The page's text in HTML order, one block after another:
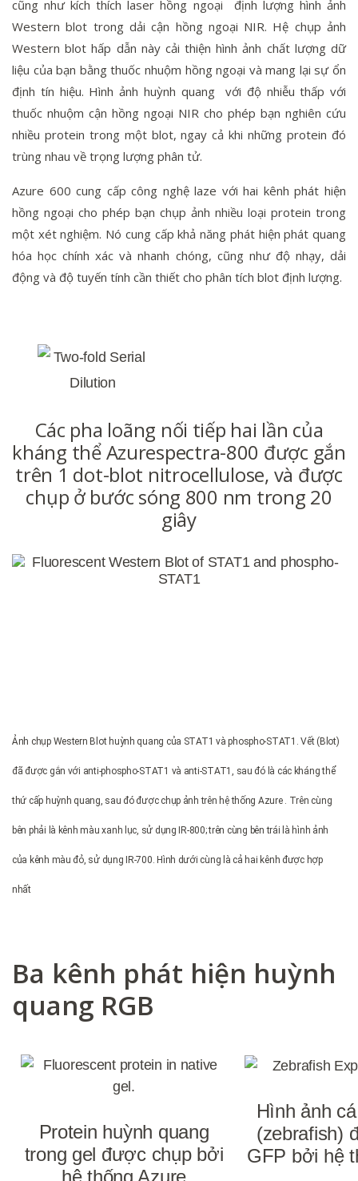
cũng như kích thích laser hồng ngoại định lượng hình ảnh
Western blot trong dải cận hồng ngoại NIR. Hệ chụp ảnh
Western blot hấp dẫn này cải thiện hình ảnh chất lượng dữ
liệu của bạn bằng thuốc nhuộm hồng ngoại và mang lại sự ổn
định tín hiệu. Hình ảnh huỳnh quang với độ nhiễu thấp với
thuốc nhuộm cận hồng ngoại NIR cho phép bạn nghiên cứu
nhiều protein trong một blot, ngay cả khi những protein đó
trùng nhau về trọng lượng phân tử.
Azure 600 cung cấp công nghệ laze với hai kênh phát hiện
hồng ngoại cho phép bạn chụp ảnh nhiều loại protein trong
một xét nghiệm. Nó cung cấp khả năng phát hiện phát quang
hóa học chính xác và nhanh chóng, cũng như độ nhạy, dải
động và độ tuyến tính cần thiết cho phân tích blot định lượng.
Các pha loãng nối tiếp hai lần của
kháng thể Azurespectra-800 được gắn
trên 1 dot-blot nitrocellulose, và được
chụp ở bước sóng 800 nm trong 20
giây
Ảnh chụp Western Blot huỳnh quang của STAT1 và phospho-STAT1. Vết (Blot)
đã được gắn với anti-phospho-STAT1 và anti-STAT1, sau đó là các kháng thể
thứ cấp huỳnh quang, sau đó được chụp ảnh trên hệ thống Azure . Trên cùng
bên phải là kênh màu xanh lục, sử dụng IR-800; trên cùng bên trái là hình ảnh
của kênh màu đỏ, sử dụng IR-700. Hình dưới cùng là cả hai kênh được hợp
nhất
Ba kênh phát hiện huỳnh
quang RGB
Protein huỳnh quang
trong gel được chụp bởi
hệ thống Azure
Hình ảnh
(zebrafish)
GFP bởi hệ